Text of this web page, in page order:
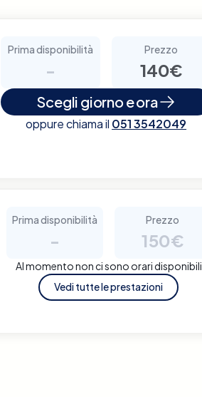
Prima disponibilità
-
Prezzo
140€
Scegli giorno e ora
oppure chiama il 051 3542049
Prima disponibilità
-
Prezzo
150€
Al momento non ci sono orari disponibili
Vedi tutte le prestazioni